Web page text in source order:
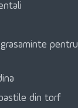
pentru
din torf